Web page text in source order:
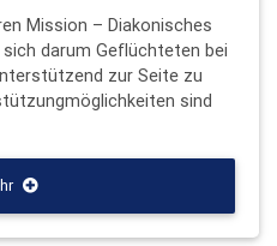
Mission – Diakonisches
darum Geflüchteten bei
zur Seite zu
sind